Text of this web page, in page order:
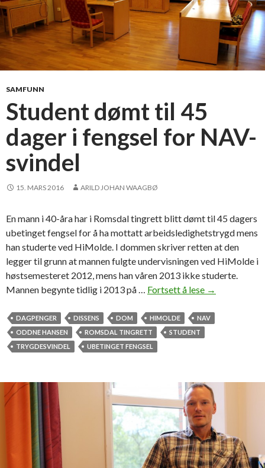
SAMFUNN
Student dømt til 45
dager i fengsel for NAV-
svindel
15. MARS 2016 ARILD JOHAN WAAGBØ
En mann i 40-åra har i Romsdal tingrett blitt dømt til 45 dagers
ubetinget fengsel for å ha mottatt arbeidsledighetstrygd mens
han studerte ved HiMolde. I dommen skriver retten at den
legger til grunn at mannen fulgte undervisningen ved HiMolde i
høstsemesteret 2012, mens han våren 2013 ikke studerte.
Mannen begynte tidlig i 2013 på … Fortsett å lese S
u
d
ø
m
t
t
i
→
DAGPENGER DISSENS DOM HIMOLDE
NAV
ODDNE HANSEN
ROMSDAL TINGRETT
STUDENT
TRYGDESVINDEL
UBETINGET FENGSEL